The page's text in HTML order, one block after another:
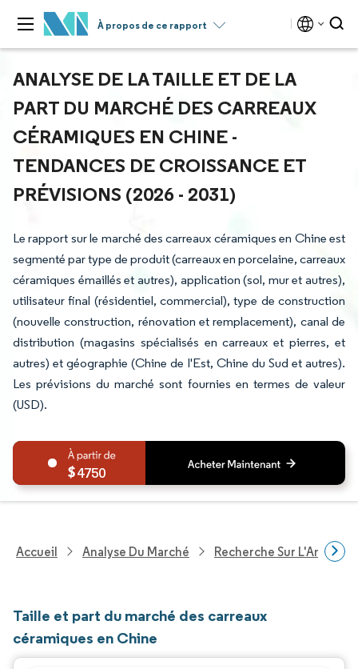
À propos de ce rapport
ANALYSE DE LA TAILLE ET DE LA
PART DU MARCHÉ DES CARREAUX
CÉRAMIQUES EN CHINE -
TENDANCES DE CROISSANCE ET
PRÉVISIONS (2026 - 2031)
Le rapport sur le marché des carreaux céramiques en Chine est
segmenté par type de produit (carreaux en porcelaine, carreaux
céramiques émaillés et autres), application (sol, mur et autres),
utilisateur final (résidentiel, commercial), type de construction
(nouvelle construction, rénovation et remplacement), canal de
distribution (magasins spécialisés en carreaux et pierres, et
autres) et géographie (Chine de l'Est, Chine du Sud et autres).
Les prévisions du marché sont fournies en termes de valeur
(USD).
4750
Accueil Analyse Du Marché Recherche Sur
Taille et part du marché des carreaux
céramiques en Chine